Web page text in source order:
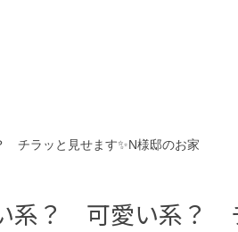
チラッと見せます✨N様邸のお家
系？ 可愛い系？